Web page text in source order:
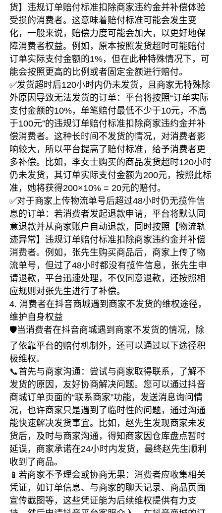
货】违规订单赔付标准扣除商家违约金并补偿体验
受损的消费者。这意味着赔付标准可能会发生变
化，一般来说，赔偿力度可能会加大，以更好地保
障消费者权益。例如，原本按照发货超时可能赔付
订单实际支付金额的1%，但在此种特殊情况下，可
能会按照更高的比例或者固定金额进行赔付。
✅发货超时后120小时内仍未发货，且商家无特殊除
外原因导致无法发货的订单：平台将按照“订单实际
支付金额的10%，单笔赔付最低不少于10元，不高
于100元”的违规订单赔付标准扣除商家违约金并补
偿消费者。这种长时间不发货的情况，对消费者影
响较大，所以平台提高了赔付标准，给予消费者更
多补偿。比如，李女士购买的商品发货超时120小时
仍未发货，其订单实际支付金额为200元，按照此标
准，她将获得200×10% = 20元的赔付。
✅对于商家上传物流单号后超过48小时仍无揽件信
息的订单：若消费者发起退款申请，平台将默认同
意退款并从商家账户自动退款，同时按照【物流轨
迹异常】违规订单赔付标准扣除商家违约金并补偿
消费者。例如，张先生购买商品后，商家上传了物
流单号，但过了48小时都没有揽件信息，张先生申
请退款，平台迅速处理，不仅同意退款，还按照相
应规则对张先生进行了补偿。
4. 消费者在抖音商城遇到商家不发货的维权途径，
维护自身权益
🛡️当消费者在抖音商城遇到商家不发货的情况，除
了依靠平台的赔付机制外，还可以通过以下途径积
极维权。
📞首先与商家沟通：尝试与商家取得联系，了解不
发货的原因，友好协商解决问题。您可以通过抖音
商城订单页面的“联系商家”功能，发送消息询问情
况，也许商家只是遇到了临时性的问题，通过沟通
能快速解决发货事宜。比如，赵先生发现商家未发
货后，及时与商家沟通，得知商家因仓库盘点暂时
延误，商家承诺在24小时内发货，最终赵先生顺利
收到了商品。
📱若商家不予理会或协商无果：消费者应收集相关
凭证，如订单信息、与商家的聊天记录、商品页面
宣传截图等，这些凭证能为后续维权提供有力支